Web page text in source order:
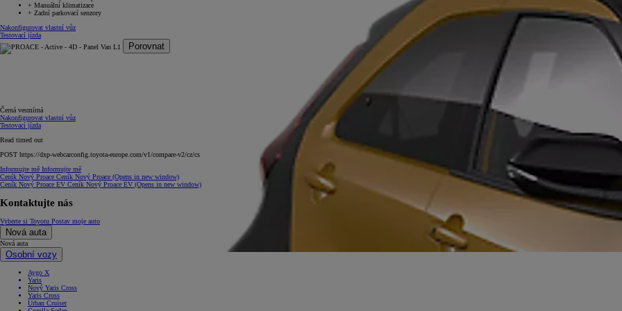
+ Manuální klimatizace
+ Zadní parkovací senzory
Nakonfigurovat vlastní vůz
Testovací jízda
Porovnat
Černá vesmírná
Nakonfigurovat vlastní vůz
Testovací jízda
Read timed out
POST https://dxp-webcarconfig.toyota-europe.com/v1/compare-v2/cz/cs
Informujte mě Informujte mě
Ceník Nový Proace Ceník Nový Proace (Opens in new window)
Ceník Nový Proace EV Ceník Nový Proace EV (Opens in new window)
Kontaktujte nás
Vyberte si Toyotu Postav moje auto
Nová auta
Nová auta
Osobní vozy
Aygo X
Yaris
Nový Yaris Cross
Yaris Cross
Urban Cruiser